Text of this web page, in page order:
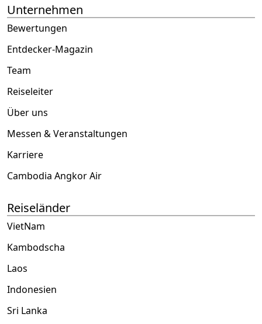
Unternehmen
Bewertungen
Entdecker-Magazin
Team
Reiseleiter
Über uns
Messen & Veranstaltungen
Karriere
Cambodia Angkor Air
Reiseländer
VietNam
Kambodscha
Laos
Indonesien
Sri Lanka